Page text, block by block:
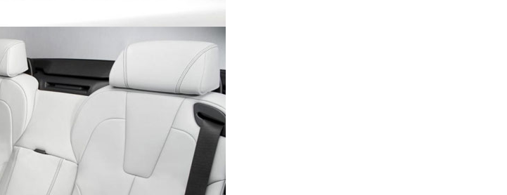
ẢNH CHI TIẾT MERCEDES-BENZ GLC
autodaily
4.938 lượt xem - 21/04/2016